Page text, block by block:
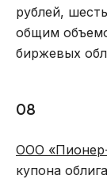
рублей,
общим
биржевых
08
ООО
купона